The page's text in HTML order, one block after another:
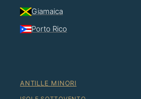
Giamaica
Porto Rico
ANTILLE MINORI